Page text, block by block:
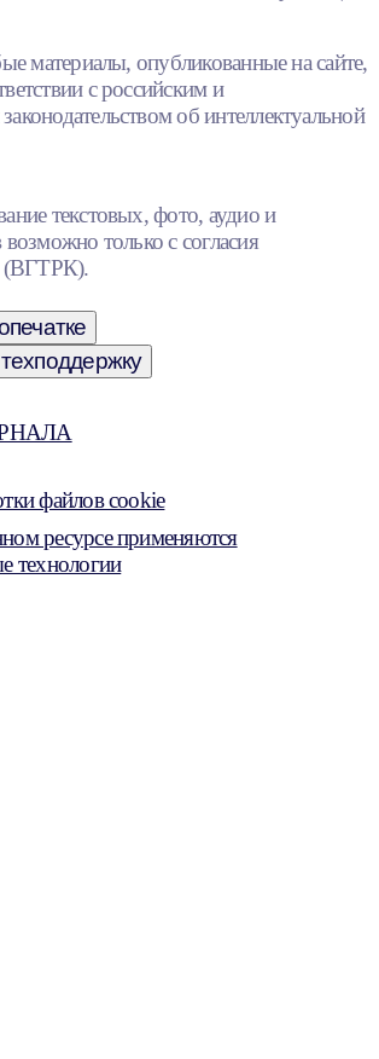
материалы, опубликованные на сайте,
с российским и
об интеллектуальной
текстовых, фото, аудио и
только с согласия
(ВГТРК).
файлов cookie
ресурсе применяются
технологии